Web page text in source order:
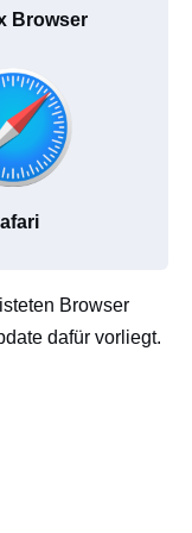
Browser
Browser
dafür vorliegt.